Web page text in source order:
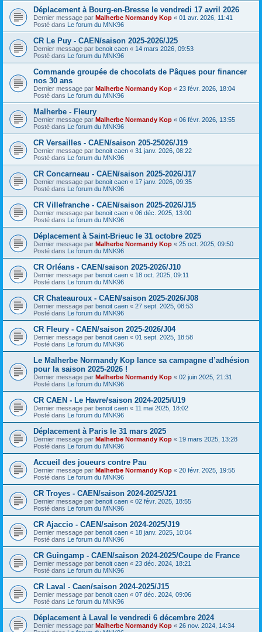
Déplacement à Bourg-en-Bresse le vendredi 17 avril 2026
Dernier message par Malherbe Normandy Kop « 01 avr. 2026, 11:41
Posté dans Le forum du MNK96
CR Le Puy - CAEN/saison 2025-2026/J25
Dernier message par benoit caen « 14 mars 2026, 09:53
Posté dans Le forum du MNK96
Commande groupée de chocolats de Pâques pour financer
nos 30 ans
Dernier message par Malherbe Normandy Kop « 23 févr. 2026, 18:04
Posté dans Le forum du MNK96
Malherbe - Fleury
Dernier message par Malherbe Normandy Kop « 06 févr. 2026, 13:55
Posté dans Le forum du MNK96
CR Versailles - CAEN/saison 205-25026/J19
Dernier message par benoit caen « 31 janv. 2026, 08:22
Posté dans Le forum du MNK96
CR Concarneau - CAEN/saison 2025-2026/J17
Dernier message par benoit caen « 17 janv. 2026, 09:35
Posté dans Le forum du MNK96
CR Villefranche - CAEN/saison 2025-2026/J15
Dernier message par benoit caen « 06 déc. 2025, 13:00
Posté dans Le forum du MNK96
Déplacement à Saint-Brieuc le 31 octobre 2025
Dernier message par Malherbe Normandy Kop « 25 oct. 2025, 09:50
Posté dans Le forum du MNK96
CR Orléans - CAEN/saison 2025-2026/J10
Dernier message par benoit caen « 18 oct. 2025, 09:11
Posté dans Le forum du MNK96
CR Chateauroux - CAEN/saison 2025-2026/J08
Dernier message par benoit caen « 27 sept. 2025, 08:53
Posté dans Le forum du MNK96
CR Fleury - CAEN/saison 2025-2026/J04
Dernier message par benoit caen « 01 sept. 2025, 18:58
Posté dans Le forum du MNK96
Le Malherbe Normandy Kop lance sa campagne d’adhésion
pour la saison 2025-2026 !
Dernier message par Malherbe Normandy Kop « 02 juin 2025, 21:31
Posté dans Le forum du MNK96
CR CAEN - Le Havre/saison 2024-2025/U19
Dernier message par benoit caen « 11 mai 2025, 18:02
Posté dans Le forum du MNK96
Déplacement à Paris le 31 mars 2025
Dernier message par Malherbe Normandy Kop « 19 mars 2025, 13:28
Posté dans Le forum du MNK96
Accueil des joueurs contre Pau
Dernier message par Malherbe Normandy Kop « 20 févr. 2025, 19:55
Posté dans Le forum du MNK96
CR Troyes - CAEN/saison 2024-2025/J21
Dernier message par benoit caen « 02 févr. 2025, 18:55
Posté dans Le forum du MNK96
CR Ajaccio - CAEN/saison 2024-2025/J19
Dernier message par benoit caen « 18 janv. 2025, 10:04
Posté dans Le forum du MNK96
CR Guingamp - CAEN/saison 2024-2025/Coupe de France
Dernier message par benoit caen « 23 déc. 2024, 18:21
Posté dans Le forum du MNK96
CR Laval - Caen/saison 2024-2025/J15
Dernier message par benoit caen « 07 déc. 2024, 09:06
Posté dans Le forum du MNK96
Déplacement à Laval le vendredi 6 décembre 2024
Dernier message par Malherbe Normandy Kop « 26 nov. 2024, 14:34